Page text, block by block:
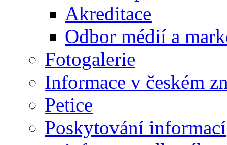
Akreditace
Odbor médií a
Fotogalerie
Informace v českém
Petice
Poskytování informací